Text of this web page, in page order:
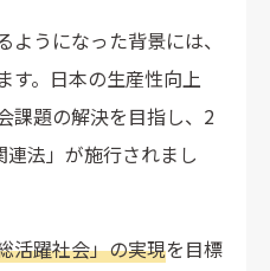
うになった背景には、
す。日本の生産性向上
課題の解決を目指し、2
法」が施行されまし
活躍社会」の実現を目標